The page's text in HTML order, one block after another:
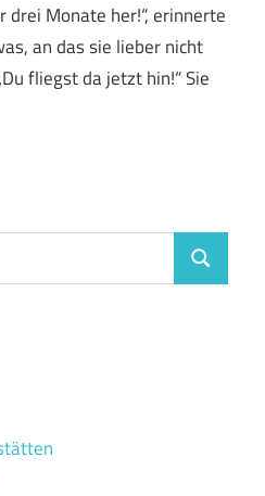
drei Monate her!“, erinnerte
an das sie lieber nicht
fliegst da jetzt hin!“ Sie
Suchen